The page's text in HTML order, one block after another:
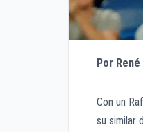
Por
Con un
su similar